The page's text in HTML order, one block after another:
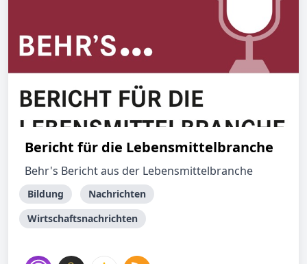
Bericht für die Lebensmittelbranche
Behr's Bericht aus der Lebensmittelbranche
Bildung
Nachrichten
Wirtschaftsnachrichten